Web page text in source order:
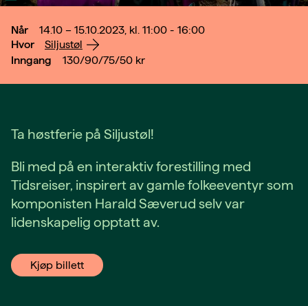
Når
14.10 – 15.10.2023, kl. 11:00 - 16:00
Hvor
Siljustøl
Inngang
130/90/75/50 kr
Ta høstferie på Siljustøl!
Bli med på en interaktiv forestilling med
Tidsreiser, inspirert av gamle folkeeventyr som
komponisten Harald Sæverud selv var
lidenskapelig opptatt av.
Kjøp billett